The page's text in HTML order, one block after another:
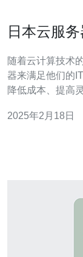
日本云服
随着云计算技术
器来满足他们的
降低成本、提高
的服务和价格。
2025年2月18日